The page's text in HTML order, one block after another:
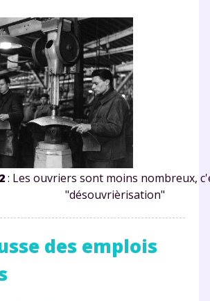
: Les ouvriers sont moins nombreux,
"désouvrièrisation"
des emplois